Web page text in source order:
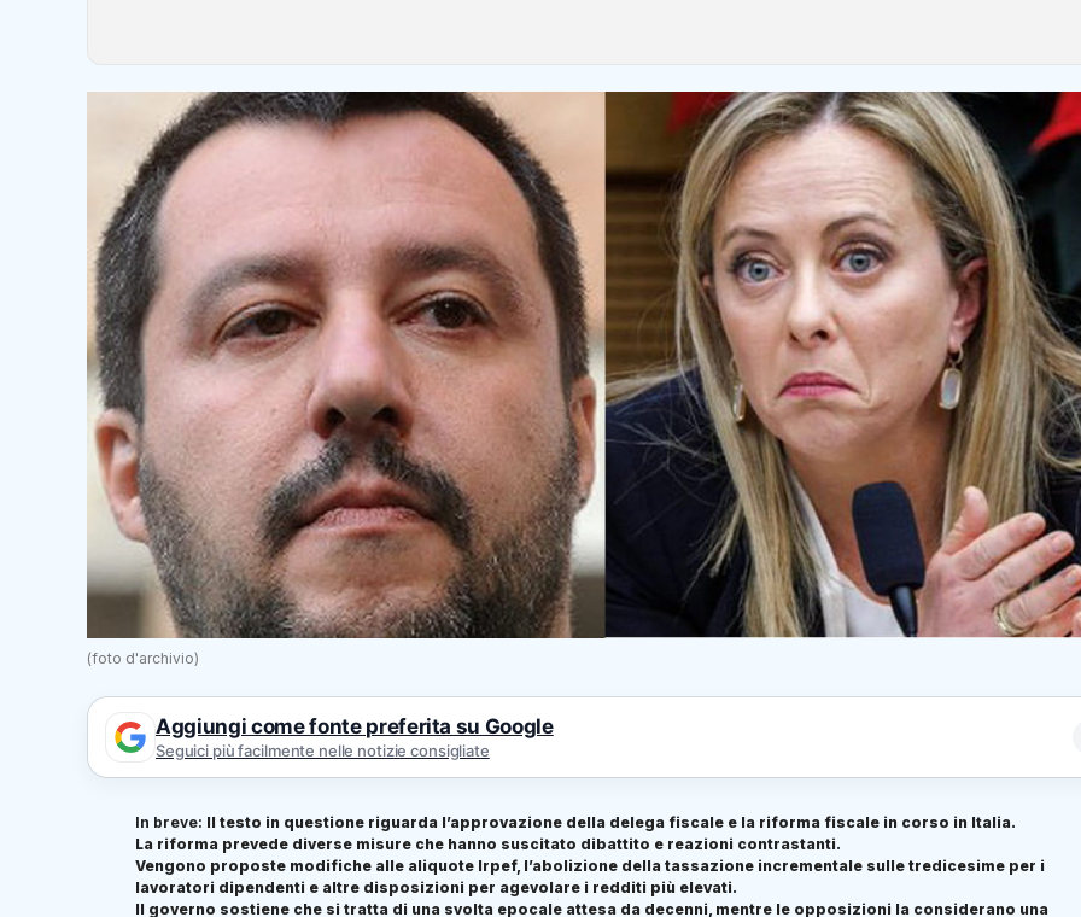
(foto d'archivio)
Aggiungi come fonte preferita su Google
Seguici più facilmente nelle notizie consigliate
In breve: Il testo in questione riguarda l’approvazione della delega fiscale e la riforma fiscale in corso in Italia.
La riforma prevede diverse misure che hanno suscitato dibattito e reazioni contrastanti.
Vengono proposte modifiche alle aliquote Irpef, l’abolizione della tassazione incrementale sulle tredicesime per i
lavoratori dipendenti e altre disposizioni per agevolare i redditi più elevati.
Il governo sostiene che si tratta di una svolta epocale attesa da decenni, mentre le opposizioni la considerano una